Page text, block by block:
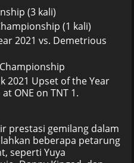
(3 kali)
(1 kali)
2021 vs. Demetrious
2021 Upset of the Year
ONE on TNT 1.
prestasi gemilang dalam
beberapa petarung
seperti Yuya